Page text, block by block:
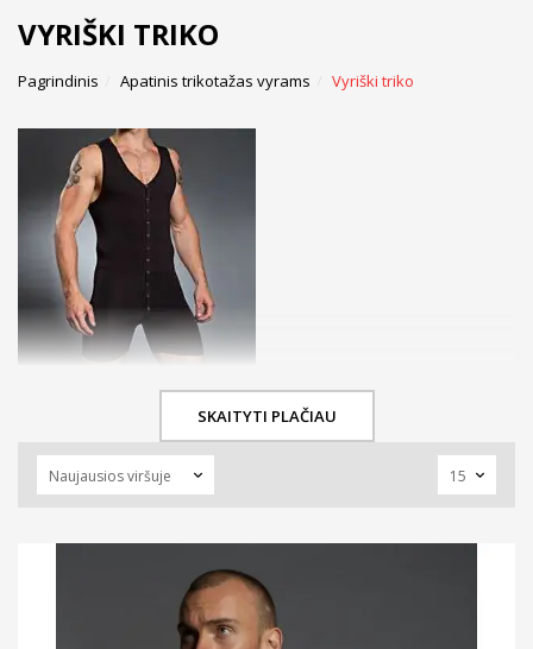
VYRIŠKI TRIKO
Pagrindinis Apatinis trikotažas vyrams Vyriški triko
SKAITYTI PLAČIAU